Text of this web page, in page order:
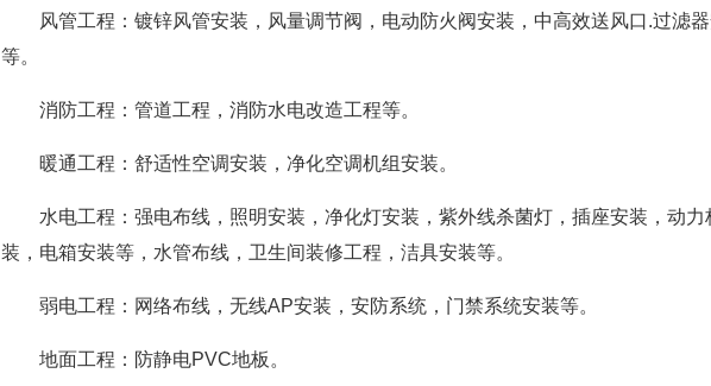
风管工程：镀锌风管安装，风量调节阀，电动防火阀安装，中高效送风口.过滤
等。
消防工程：管道工程，消防水电改造工程等。
暖通工程：舒适性空调安装，净化空调机组安装。
水电工程：强电布线，照明安装，净化灯安装，紫外线杀菌灯，插座安装，动力
装，电箱安装等，水管布线，卫生间装修工程，洁具安装等。
弱电工程：网络布线，无线AP安装，安防系统，门禁系统安装等。
地面工程：防静电PVC地板。